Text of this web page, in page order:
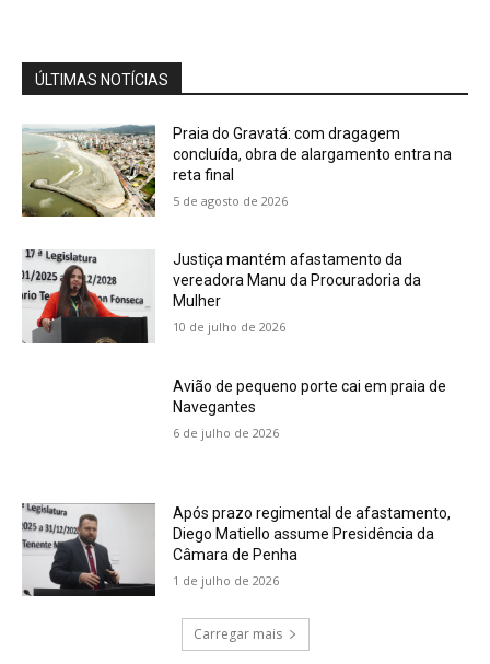
ÚLTIMAS NOTÍCIAS
Praia do Gravatá: com dragagem
concluída, obra de alargamento entra na
reta final
5 de agosto de 2026
Justiça mantém afastamento da
vereadora Manu da Procuradoria da
Mulher
10 de julho de 2026
Avião de pequeno porte cai em praia de
Navegantes
6 de julho de 2026
Após prazo regimental de afastamento,
Diego Matiello assume Presidência da
Câmara de Penha
1 de julho de 2026
Carregar mais